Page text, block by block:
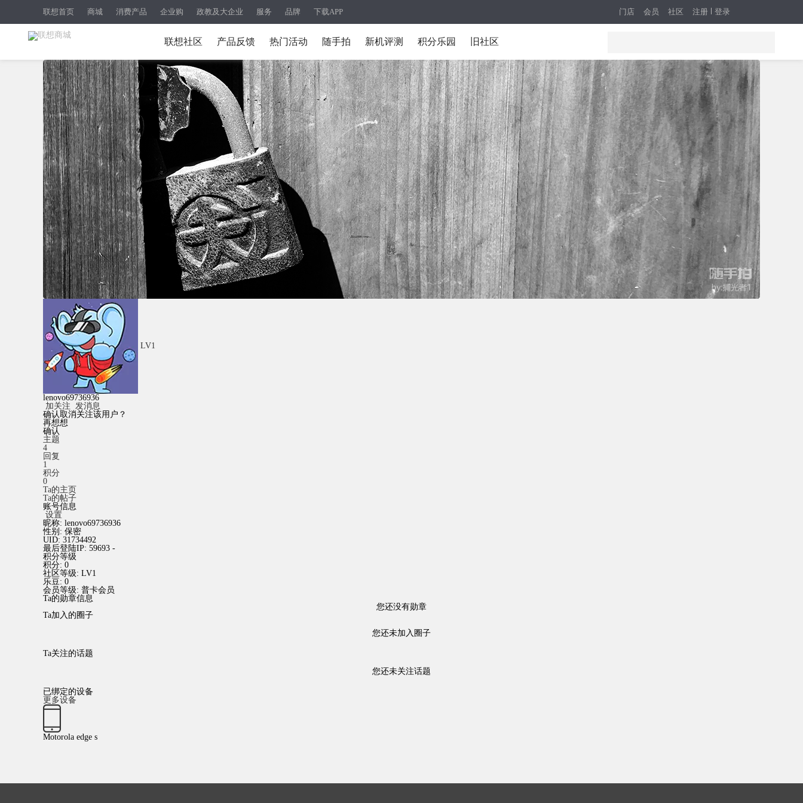
联想首页 商城 消费产品 企业购 政教及大企业 服务 品牌 下载APP 注册 登录
门店 会员 社区
联想社区 产品反馈 热门活动 随手拍 新机评测 积分乐园 旧社区
LV1
lenovo69736936
加关注 发消息
确认取消关注该用户？
再想想
确认
主题
4
回复
1
积分
0
Ta的主页
Ta的帖子
账号信息
设置
昵称: lenovo69736936
性别: 保密
UID: 31734492
最后登陆IP: 59693 -
积分等级
积分: 0
社区等级: LV1
乐豆: 0
会员等级: 普卡会员
Ta的勋章信息
您还没有勋章
Ta加入的圈子
您还未加入圈子
Ta关注的话题
您还未关注话题
已绑定的设备
更多设备
Motorola edge s